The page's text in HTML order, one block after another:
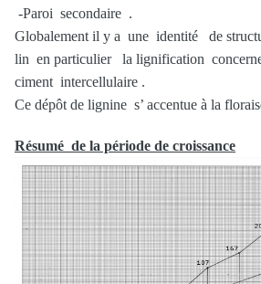
-Paroi secondaire .
Globalement il y a une identité de
lin en particulier la lignification
ciment intercellulaire .
Ce dépôt de lignine s’ accentue à la
Résumé de la période de croissance